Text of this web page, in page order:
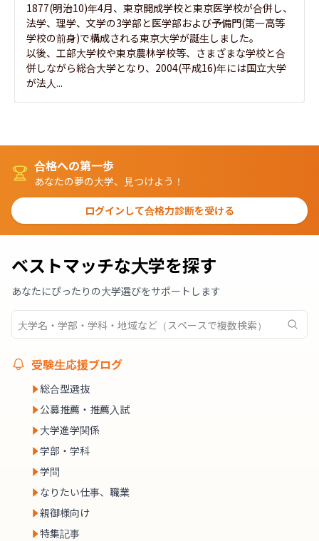
1877(明治10)年4月、東京開成学校と東京医学校が合併し、
法学、理学、文学の3学部と医学部および予備門(第一高等
学校の前身)で構成される東京大学が誕生しました。
以後、工部大学校や東京農林学校等、さまざまな学校と合
併しながら総合大学となり、2004(平成16)年には国立大学
が法人...
合格への第一歩
あなたの夢の大学、見つけよう！
ログインして合格力診断を受ける
ベストマッチな大学を探す
あなたにぴったりの大学選びをサポートします
受験生応援ブログ
総合型選抜
公募推薦・推薦入試
大学進学関係
学部・学科
学問
なりたい仕事、職業
親御様向け
特集記事